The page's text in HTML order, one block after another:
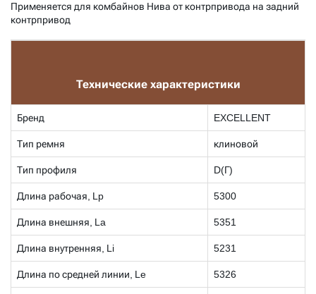
Применяется для комбайнов Нива от контрпривода на задний
контрпривод
Технические характеристики
Бренд EXCELLENT
Тип ремня клиновой
Тип профиля D(Г)
Длина рабочая, Lp 5300
Длина внешняя, La 5351
Длина внутренняя, Li 5231
Длина по средней линии, Le 5326